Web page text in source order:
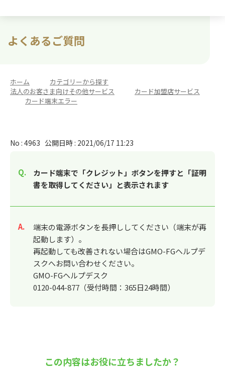
よくあるご質問
ホーム カテゴリーから探す
法人のお客さま向けその他サービス
カード加盟店サービス
カード端末エラー
No : 4963 公開日時 : 2021/06/17 11:23
カード端末で「クレジット」ボタンを押すと「証明
書を取得してください」と表示されます
回答
端末の電源ボタンを長押ししてください（端末が再
起動します）。
再起動しても改善されない場合はGMO-FGヘルプデ
スクへお問い合わせください。
GMO-FGヘルプデスク
0120-044-877（受付時間：365日24時間）
この内容はお役に立ちましたか？